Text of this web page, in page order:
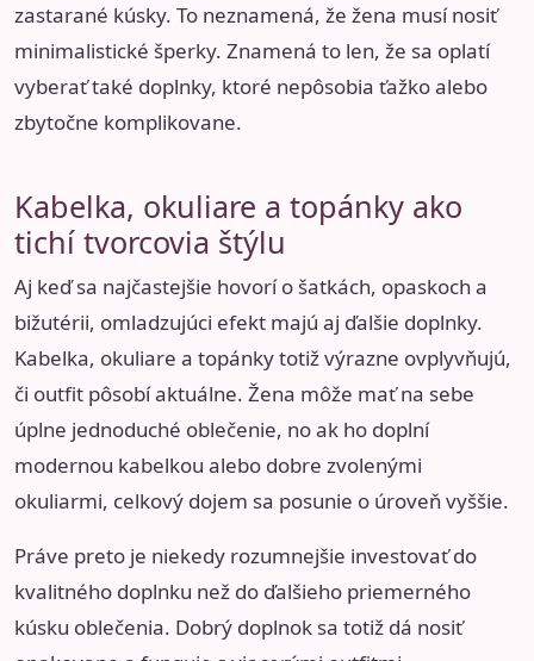
zastarané kúsky. To neznamená, že žena musí nosiť
minimalistické šperky. Znamená to len, že sa oplatí
vyberať také doplnky, ktoré nepôsobia ťažko alebo
zbytočne komplikovane.
Kabelka, okuliare a topánky ako
tichí tvorcovia štýlu
Aj keď sa najčastejšie hovorí o šatkách, opaskoch a
bižutérii, omladzujúci efekt majú aj ďalšie doplnky.
Kabelka, okuliare a topánky totiž výrazne ovplyvňujú,
či outfit pôsobí aktuálne. Žena môže mať na sebe
úplne jednoduché oblečenie, no ak ho doplní
modernou kabelkou alebo dobre zvolenými
okuliarmi, celkový dojem sa posunie o úroveň vyššie.
Práve preto je niekedy rozumnejšie investovať do
kvalitného doplnku než do ďalšieho priemerného
kúsku oblečenia. Dobrý doplnok sa totiž dá nosiť